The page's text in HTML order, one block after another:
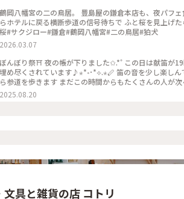
鶴岡八幡宮の二の鳥居。 豊島屋の鎌倉本店も、夜パフ
らホテルに戻る横断歩道の信号待ちで ふと桜を見上げたらサクジロ
桜#サクジロー#鎌倉#鶴岡八幡宮#二の鳥居#狛犬
2026.03.07
ぼんぼり祭⛩ 夜の帳が下りました✩.*˚ この日は献笛が19時より舞殿にて行われ、本宮への階段はたくさんの観客で
埋め尽くされています♪⋆*॰･*⟡.⋆🪈 笛の音を少し楽しんで、私はそろそろ帰らなければと、またぼんぼりを眺めなが
ら参道を歩きます まだこの時間からもたくさんの人が
なんだなぁと感じました✨️ 来年もどんなぼんぼりがあるか気になっちゃうだろうな〰️ *˙︶˙*)ﾉ"ﾏﾀﾈｰ♡ #ゆるり夏時
間 #神奈川 #鎌倉 #鶴岡八幡宮 #ぼんぼり祭 #毎年立秋
2025.08.20
文具と雑貨の店 コトリ